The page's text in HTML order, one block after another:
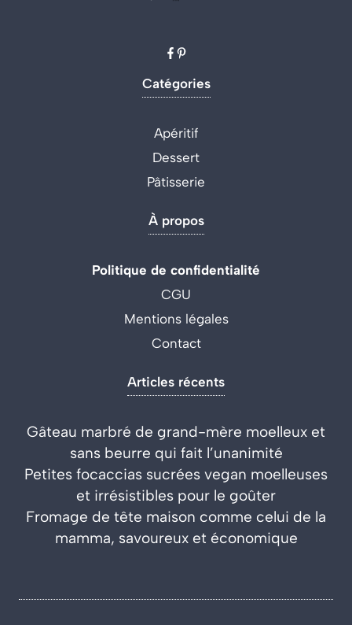
Catégories
Apéritif
Dessert
Pâtisserie
À propos
Politique de confidentialité
CGU
Mentions légales
Contact
Articles récents
Gâteau marbré de grand-mère moelleux et
sans beurre qui fait l’unanimité
Petites focaccias sucrées vegan moelleuses
et irrésistibles pour le goûter
Fromage de tête maison comme celui de la
mamma, savoureux et économique